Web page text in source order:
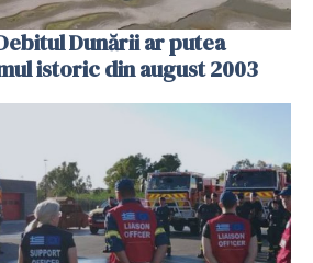
Dunării ar putea
istoric din august 2003